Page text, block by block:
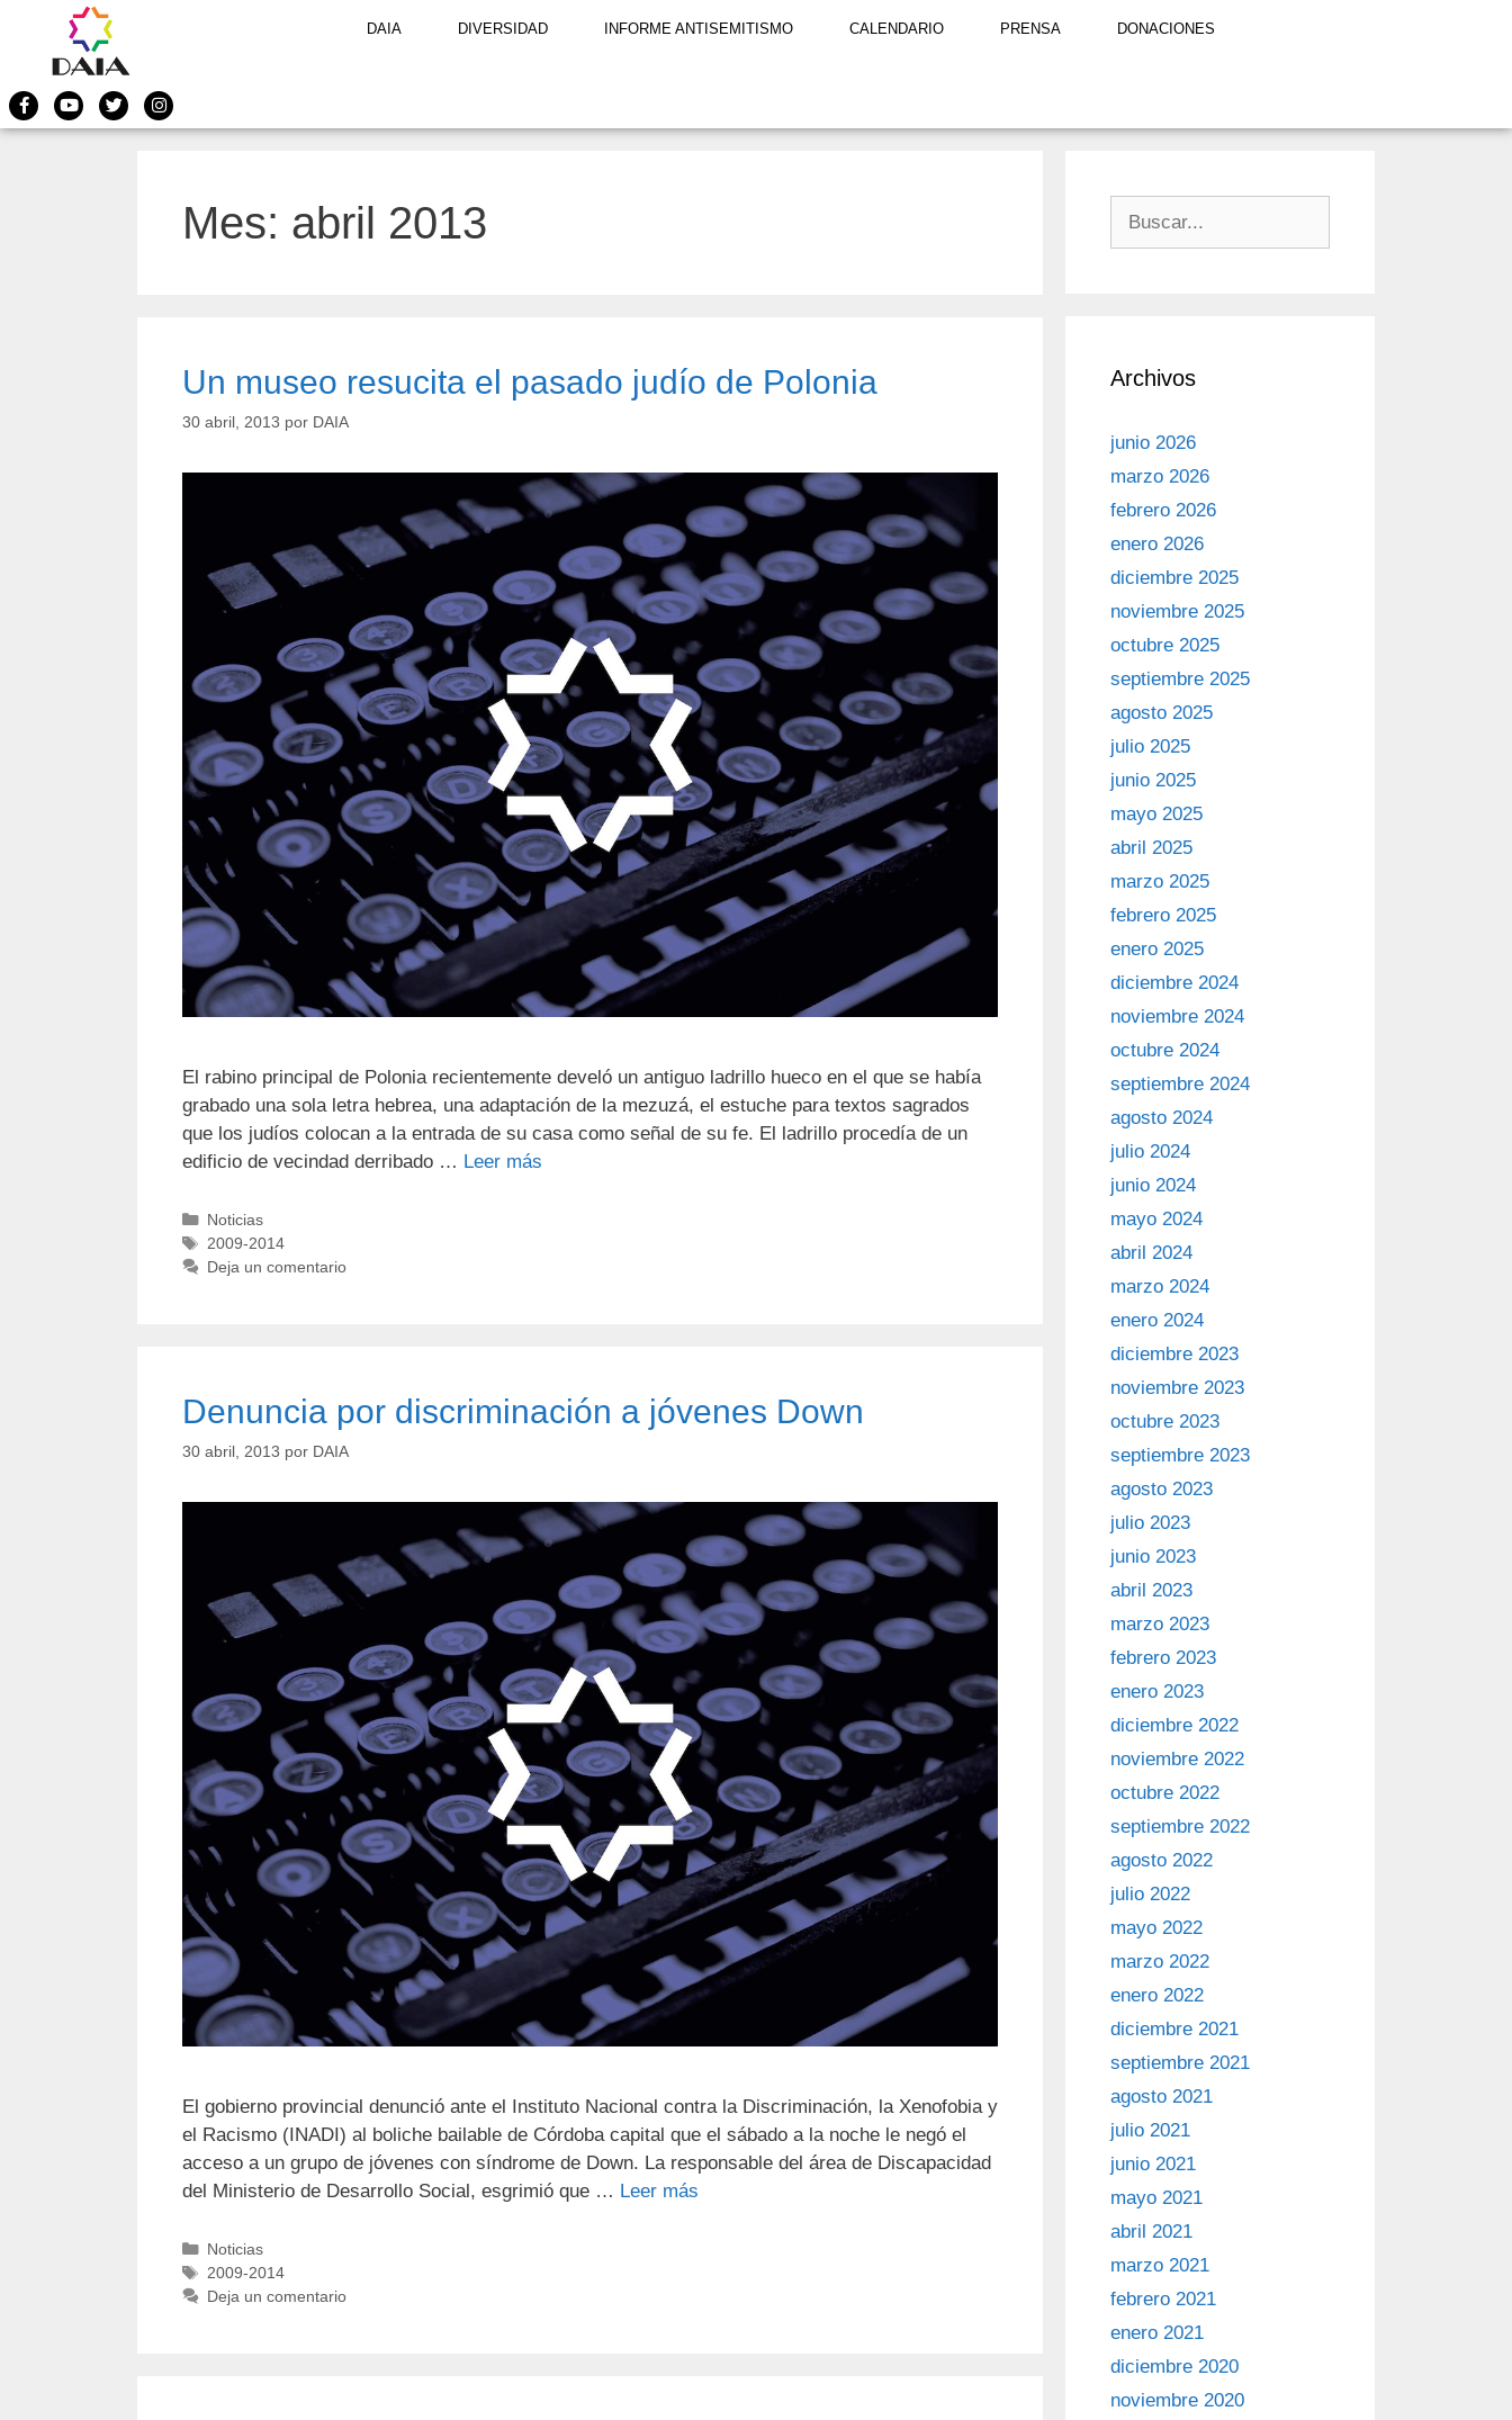
DAIA DIVERSIDAD INFORME ANTISEMITISMO CALENDARIO PRENSA DONACIONES
Mes: abril 2013
Un museo resucita el pasado judío de Polonia
30 abril, 2013 por DAIA
El rabino principal de Polonia recientemente develó un antiguo ladrillo hueco en el que se había
grabado una sola letra hebrea, una adaptación de la mezuzá, el estuche para textos sagrados
que los judíos colocan a la entrada de su casa como señal de su fe. El ladrillo procedía de un
edificio de vecindad derribado … Leer más
Noticias
2009-2014
Deja un comentario
Denuncia por discriminación a jóvenes Down
30 abril, 2013 por DAIA
El gobierno provincial denunció ante el Instituto Nacional contra la Discriminación, la Xenofobia y
el Racismo (INADI) al boliche bailable de Córdoba capital que el sábado a la noche le negó el
acceso a un grupo de jóvenes con síndrome de Down. La responsable del área de Discapacidad
del Ministerio de Desarrollo Social, esgrimió que … Leer más
Noticias
2009-2014
Deja un comentario
Archivos
junio 2026
marzo 2026
febrero 2026
enero 2026
diciembre 2025
noviembre 2025
octubre 2025
septiembre 2025
agosto 2025
julio 2025
junio 2025
mayo 2025
abril 2025
marzo 2025
febrero 2025
enero 2025
diciembre 2024
noviembre 2024
octubre 2024
septiembre 2024
agosto 2024
julio 2024
junio 2024
mayo 2024
abril 2024
marzo 2024
enero 2024
diciembre 2023
noviembre 2023
octubre 2023
septiembre 2023
agosto 2023
julio 2023
junio 2023
abril 2023
marzo 2023
febrero 2023
enero 2023
diciembre 2022
noviembre 2022
octubre 2022
septiembre 2022
agosto 2022
julio 2022
mayo 2022
marzo 2022
enero 2022
diciembre 2021
septiembre 2021
agosto 2021
julio 2021
junio 2021
mayo 2021
abril 2021
marzo 2021
febrero 2021
enero 2021
diciembre 2020
noviembre 2020